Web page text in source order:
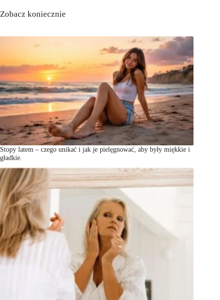
Zobacz koniecznie
Stopy latem – czego unikać i jak je pielęgnować, aby były miękkie i
gładkie.